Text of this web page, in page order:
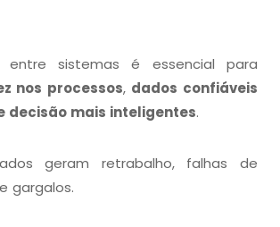
entre sistemas é essencial para
nos processos, dados confiáveis
decisão mais inteligentes.
geram retrabalho, falhas de
gargalos.